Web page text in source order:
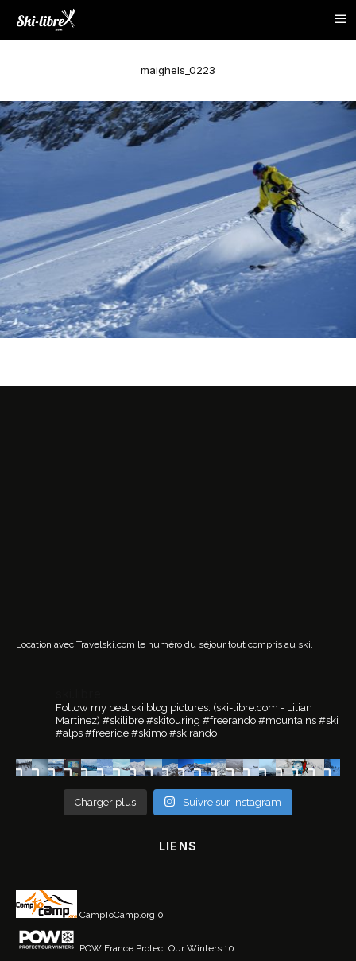
maighels_0223
Location avec Travelski.com le numéro du séjour tout compris au ski.
Follow my best ski blog pictures. (ski-libre.com - Lilian
Martinez) #skilibre #skitouring #freerando #mountains #ski
#alps #freeride #skimo #skirando
Charger plus Suivre sur Instagram
LIENS
CampToCamp.org 0
POW France Protect Our Winters 10